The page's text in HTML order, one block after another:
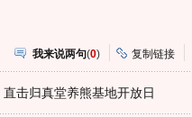
我来说两句(0) 复制链接
直击归真堂养熊基地开放日